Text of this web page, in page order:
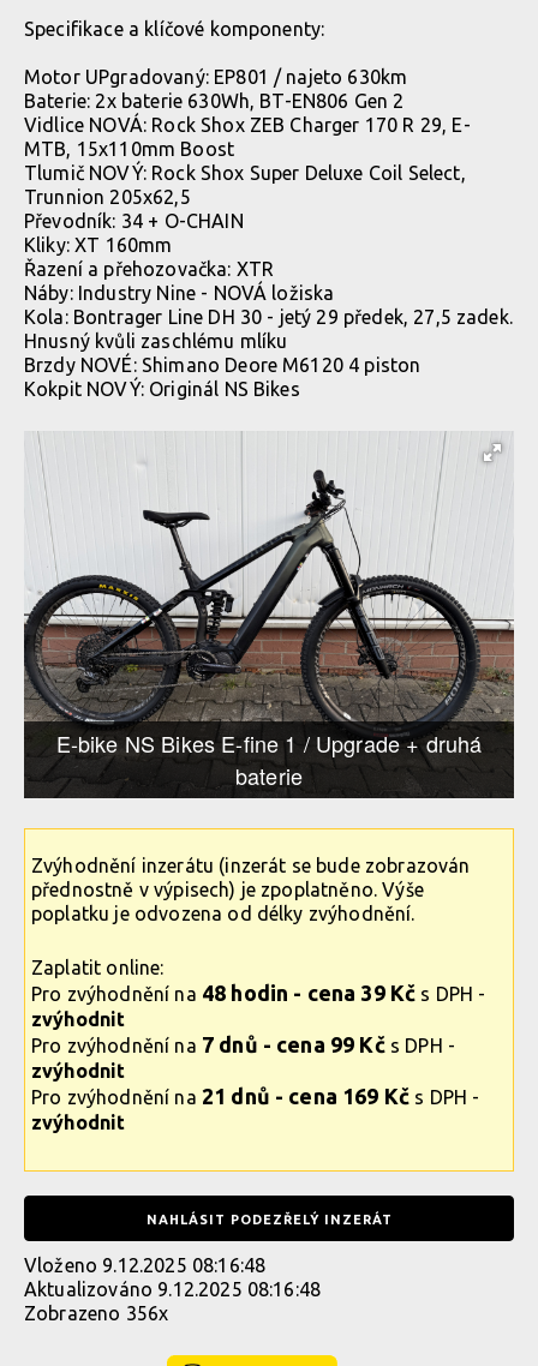
Specifikace a klíčové komponenty:
Motor UPgradovaný: EP801 / najeto 630km
Baterie: 2x baterie 630Wh, BT-EN806 Gen 2
Vidlice NOVÁ: Rock Shox ZEB Charger 170 R 29, E-
MTB, 15x110mm Boost
Tlumič NOVÝ: Rock Shox Super Deluxe Coil Select,
Trunnion 205x62,5
Převodník: 34 + O-CHAIN
Kliky: XT 160mm
Řazení a přehozovačka: XTR
Náby: Industry Nine - NOVÁ ložiska
Kola: Bontrager Line DH 30 - jetý 29 předek, 27,5 zadek.
Hnusný kvůli zaschlému mlíku
Brzdy NOVÉ: Shimano Deore M6120 4 piston
Kokpit NOVÝ: Originál NS Bikes
E-bike NS Bikes E-fine 1 / Upgrade + druhá
baterie
Zvýhodnění inzerátu (inzerát se bude zobrazován
přednostně v výpisech) je zpoplatněno. Výše
poplatku je odvozena od délky zvýhodnění.
Zaplatit online:
Pro zvýhodnění na 48 hodin - cena 39 Kč s DPH -
zvýhodnit
Pro zvýhodnění na 7 dnů - cena 99 Kčs DPH -
zvýhodnit
Pro zvýhodnění na 21 dnů - cena 169 Kč s DPH -
zvýhodnit
NAHLÁSIT PODEZŘELÝ INZERÁT
Vloženo 9.12.2025 08:16:48
Aktualizováno 9.12.2025 08:16:48
Zobrazeno 356x